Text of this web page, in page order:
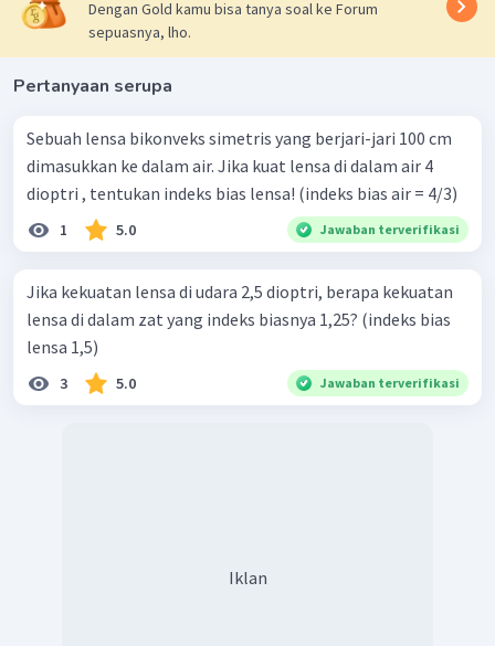
f
ku =
0,5
fka
ku =
4
f k u 1
4
Dengan demikian, perbandingan jarak fokus lensa kaca di
air dan udara adalah 4.
Jadi, jawaban yang tepat adalah E.
Dengan Gold kamu bisa tanya soal ke Forum
sepuasnya, lho.
Pertanyaan serupa
Sebuah lensa bikonveks simetris yang berjari-jari 100 cm
dimasukkan ke dalam air. Jika kuat lensa di dalam air 4
dioptri , tentukan indeks bias lensa! (indeks bias air = 4/3)
1 5.0 Jawaban terverifikasi
Jika kekuatan lensa di udara 2,5 dioptri, berapa kekuatan
lensa di dalam zat yang indeks biasnya 1,25? (indeks bias
lensa 1,5)
3 5.0 Jawaban terverifikasi
Iklan